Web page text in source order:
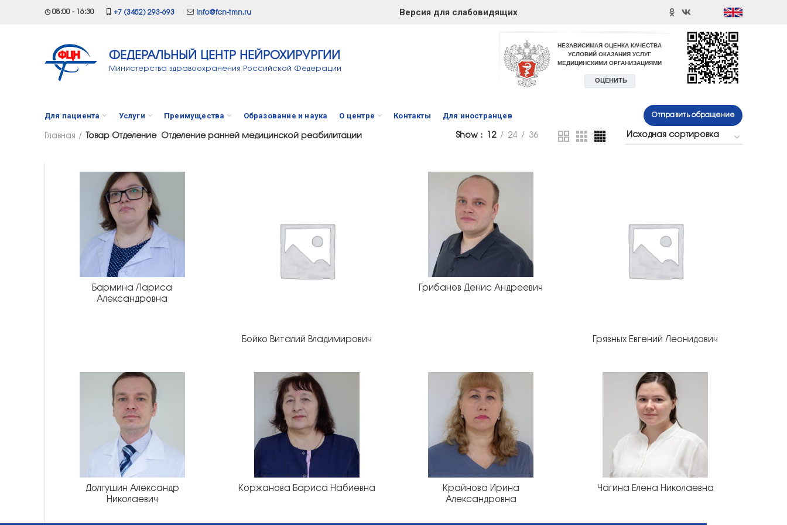
◷ 08:00 - 16:30 +7 (3452) 293-693 info@fcn-tmn.ru Версия для слабовидящих
ФЕДЕРАЛЬНЫЙ ЦЕНТР НЕЙРОХИРУРГИИ
Министерства здравоохранения Российской Федерации
Для пациента Услуги Преимущества Образование и наука О центре Контакты Для иностранцев Отправить обращение
Главная Товар Отделение Отделение ранней медицинской реабилитации Show 12 24 36
Бармина Лариса
Александровна
Бойко Виталий Владимирович
Грибанов Денис Андреевич
Грязных Евгений Леонидович
Долгушин Александр
Николаевич
Коржанова Бариса Набиевна
Крайнова Ирина
Александровна
Чагина Елена Николаевна